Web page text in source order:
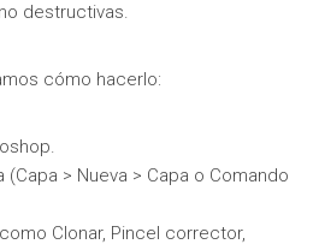
destructivas.
cómo hacerlo:
(Capa > Nueva > Capa o Comando
Clonar, Pincel corrector,